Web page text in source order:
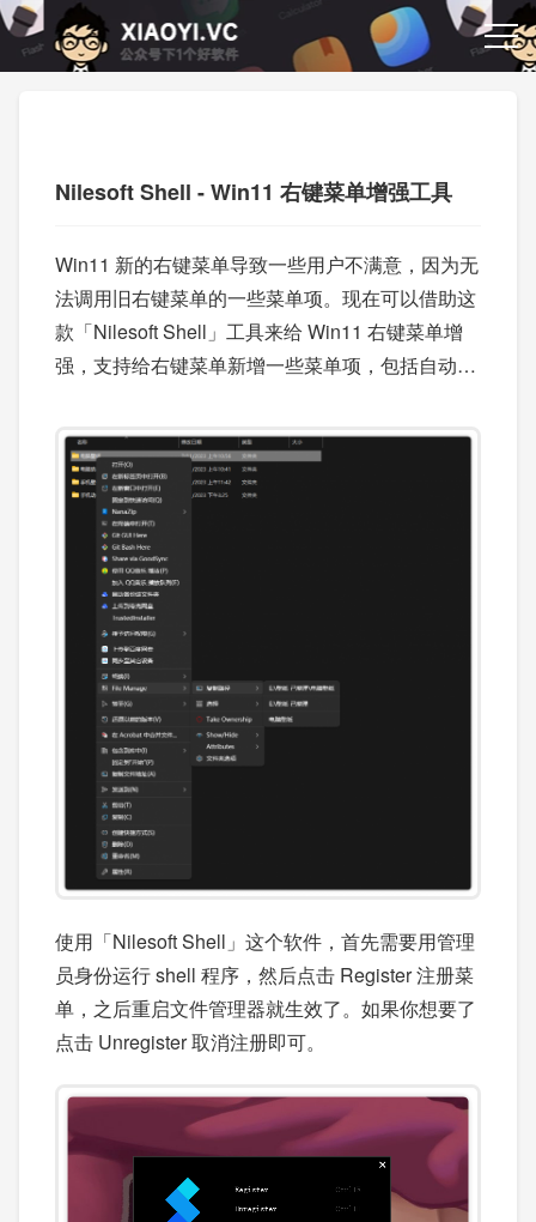
Nilesoft Shell - Win11 右键菜单增强工具
Win11 新的右键菜单导致一些用户不满意，因为无
法调用旧右键菜单的一些菜单项。现在可以借助这
款「Nilesoft Shell」工具来给 Win11 右键菜单增
强，支持给右键菜单新增一些菜单项，包括自动添
使用「Nilesoft Shell」这个软件，首先需要用管理
员身份运行 shell 程序，然后点击 Register 注册菜
单，之后重启文件管理器就生效了。如果你想要了
点击 Unregister 取消注册即可。